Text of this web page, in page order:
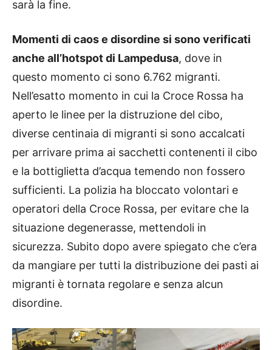
sarà la fine.
Momenti di caos e disordine si sono verificati
anche all’hotspot di Lampedusa, dove in
questo momento ci sono 6.762 migranti.
Nell’esatto momento in cui la Croce Rossa ha
aperto le linee per la distruzione del cibo,
diverse centinaia di migranti si sono accalcati
per arrivare prima ai sacchetti contenenti il cibo
e la bottiglietta d’acqua temendo non fossero
sufficienti. La polizia ha bloccato volontari e
operatori della Croce Rossa, per evitare che la
situazione degenerasse, mettendoli in
sicurezza. Subito dopo avere spiegato che c’era
da mangiare per tutti la distribuzione dei pasti ai
migranti è tornata regolare e senza alcun
disordine.